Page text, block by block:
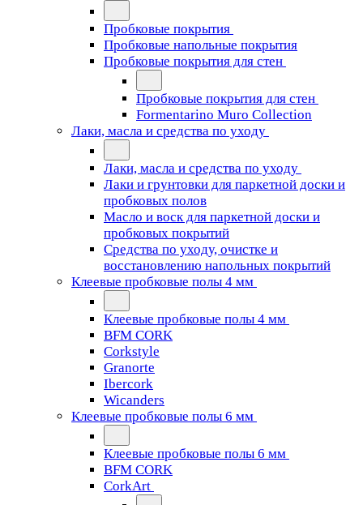
Пробковые покрытия
Пробковые напольные покрытия
Пробковые покрытия для стен
Пробковые покрытия для стен
Formentarino Muro Collection
Лаки, масла и средства по уходу
Лаки, масла и средства по уходу
Лаки и грунтовки для паркетной доски и
пробковых полов
Масло и воск для паркетной доски и
пробковых покрытий
Средства по уходу, очистке и
восстановлению напольных покрытий
Клеевые пробковые полы 4 мм
Клеевые пробковые полы 4 мм
BFM CORK
Corkstyle
Granorte
Ibercork
Wicanders
Клеевые пробковые полы 6 мм
Клеевые пробковые полы 6 мм
BFM CORK
CorkArt